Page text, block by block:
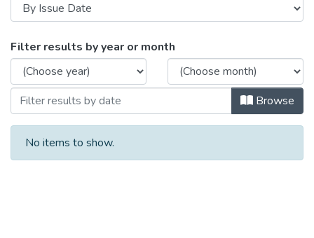
Browsing Tec. En Marketing Turístico by
Filter results by year or month
Browse
No items to show.